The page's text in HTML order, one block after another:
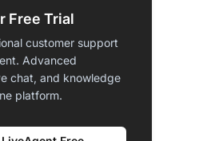
Free Trial
customer support
Advanced
chat, and knowledge
platform.